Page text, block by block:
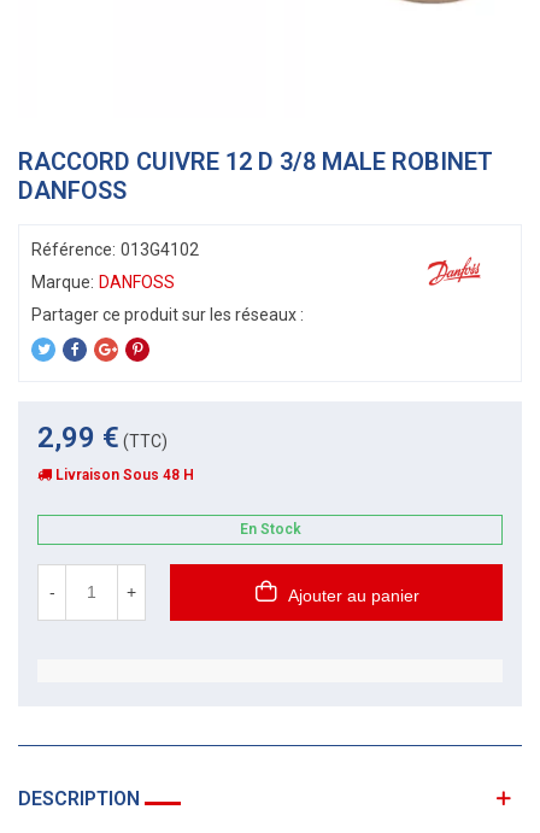
RACCORD CUIVRE 12 D 3/8 MALE ROBINET
DANFOSS
Référence: 013G4102
Marque: DANFOSS
2,99 € (TTC)
Livraison Sous 48 H
En Stock
- + Ajouter au panier
DESCRIPTION